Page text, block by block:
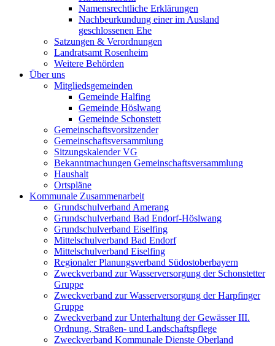
Namensrechtliche Erklärungen
Nachbeurkundung einer im Ausland
geschlossenen Ehe
Satzungen & Verordnungen
Landratsamt Rosenheim
Weitere Behörden
Über uns
Mitgliedsgemeinden
Gemeinde Halfing
Gemeinde Höslwang
Gemeinde Schonstett
Gemeinschaftsvorsitzender
Gemeinschaftsversammlung
Sitzungskalender VG
Bekanntmachungen Gemeinschaftsversammlung
Haushalt
Ortspläne
Kommunale Zusammenarbeit
Grundschulverband Amerang
Grundschulverband Bad Endorf-Höslwang
Grundschulverband Eiselfing
Mittelschulverband Bad Endorf
Mittelschulverband Eiselfing
Regionaler Planungsverband Südostoberbayern
Zweckverband zur Wasserversorgung der Schonstetter
Gruppe
Zweckverband zur Wasserversorgung der Harpfinger
Gruppe
Zweckverband zur Unterhaltung der Gewässer III.
Ordnung, Straßen- und Landschaftspflege
Zweckverband Kommunale Dienste Oberland